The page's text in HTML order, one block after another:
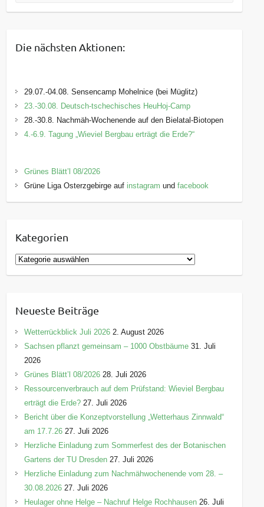
Die nächsten Aktionen:
29.07.-04.08. Sensencamp Mohelnice (bei Müglitz)
23.-30.08. Deutsch-tschechisches HeuHoj-Camp
28.-30.8. Nachmäh-Wochenende auf den Bielatal-Biotopen
4.-6.9. Tagung „Wieviel Bergbau erträgt die Erde?“
Grünes Blätt’l 08/2026
Grüne Liga Osterzgebirge auf instagram undfacebook
Kategorien
K
a
g
o
r
e
n
Neueste Beiträge
Wetterrückblick Juli 2026 2. August 2026
Sachsen pflanzt gemeinsam – 1000 Obstbäume 31. Juli
2026
Grünes Blätt’l 08/2026 28. Juli 2026
Ressourcenverbrauch auf dem Prüfstand: Wieviel Bergbau
erträgt die Erde? 27. Juli 2026
Bericht über die Konzeptvorstellung „Wetterhaus Zinnwald“
am 17.7.26 27. Juli 2026
Herzliche Einladung zum Sommerfest des der Botanischen
Gartens der TU Dresden 27. Juli 2026
Herzliche Einladung zum Nachmähwochenende vom 28. –
30.08.2026 27. Juli 2026
Heulager ohne Helge – Nachruf Helge Rochhausen 26. Juli